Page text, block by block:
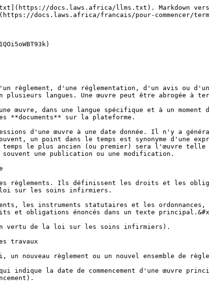
docs.laws.africa/llms.txt). Markdown
docs.laws.africa/francais/pour-commencer/
règlement, d'une réglementation, d'un avis ou
plusieurs langues. Une œuvre peut être abrogée à
dans une langue spécifique et à un moment
**documents** sur la plateforme.
d'une œuvre à une date donnée. Il n'y a
un point dans le temps est synonyme d'une
le plus ancien (ou premier) sera l'œuvre
souvent une publication ou une modification.
règlements. Ils définissent les droits et les
loi sur les soins infirmiers.
les instruments statutaires et les
et obligations énoncés dans un texte
vertu de la loi sur les soins infirmiers).
travaux
nouveau règlement ou un nouvel ensemble de
indique la date de commencement d'une œuvre